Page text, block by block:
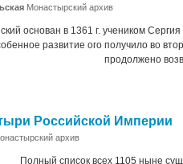
Монастырский архив
основан в 1361 г. учеником
развитие ого получило во
продолжено
Российской Империи
архив
Полный список всех 1105 ныне